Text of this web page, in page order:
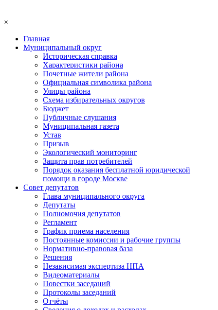
×
Главная
Муниципальный округ
Историческая справка
Характеристики района
Почетные жители района
Официальная символика района
Улицы района
Схема избирательных округов
Бюджет
Публичные слушания
Муниципальная газета
Устав
Призыв
Экологический мониторинг
Защита прав потребителей
Порядок оказания бесплатной юридической
помощи в городе Москве
Совет депутатов
Глава муниципального округа
Депутаты
Полномочия депутатов
Регламент
График приема населения
Постоянные комиссии и рабочие группы
Нормативно-правовая база
Решения
Независимая экспертиза НПА
Видеоматериалы
Повестки заседаний
Протоколы заседаний
Отчёты